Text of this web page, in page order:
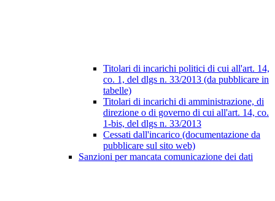
Titolari di incarichi politici di cui all'art. 14,
co. 1, del dlgs n. 33/2013 (da pubblicare in
tabelle)
Titolari di incarichi di amministrazione, di
direzione o di governo di cui all'art. 14, co.
1-bis, del dlgs n. 33/2013
Cessati dall'incarico (documentazione da
pubblicare sul sito web)
Sanzioni per mancata comunicazione dei dati